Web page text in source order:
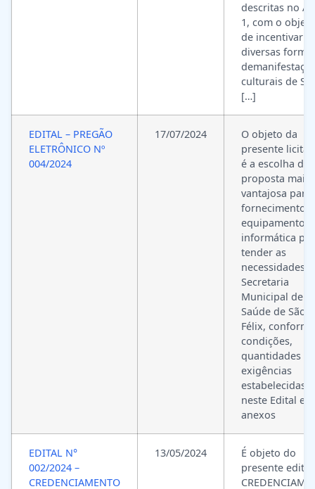
descritas no
1, com o
de incentivar
diversas
culturais de
[…]
EDITAL – PREGÃO
ELETRÔNICO Nº
004/2024
17/07/2024
O objeto da
presente
é a escolha da
proposta mais
vantajosa para
fornecimento
equipamentos
informática
tender as
necessidades
Secretaria
Municipal de
Saúde de São
Félix, conforme
condições,
quantidades e
exigências
estabelecidas
neste Edital e
anexos
EDITAL N°
002/2024 –
CREDENCIAMENTO
13/05/2024
É objeto do
presente